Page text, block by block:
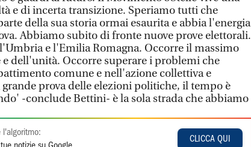
e di incerta transizione. Speriamo tutti che
della sua storia ormai esaurita e abbia l'energia
Abbiamo subito di fronte nuove prove elettorali.
e l'Emilia Romagna. Occorre il massimo
dell'unità. Occorre superare i problemi che
comune e nell'azione collettiva e
grande prova delle elezioni politiche, il tempo è
-conclude Bettini- è la sola strada che abbiamo
l'algoritmo:
CLICCA QUI